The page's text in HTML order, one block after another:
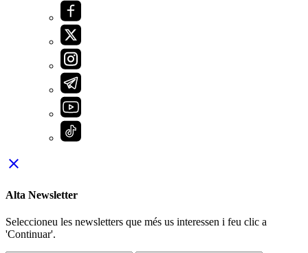
close
Alta Newsletter
Seleccioneu les newsletters que més us interessen i feu clic a
'Continuar'.